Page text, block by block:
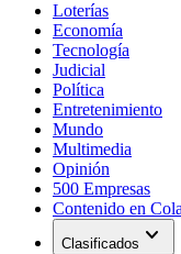
Loterías
Economía
Tecnología
Judicial
Política
Entretenimiento
Mundo
Multimedia
Opinión
500 Empresas
Contenido en
Clasificados expand_more